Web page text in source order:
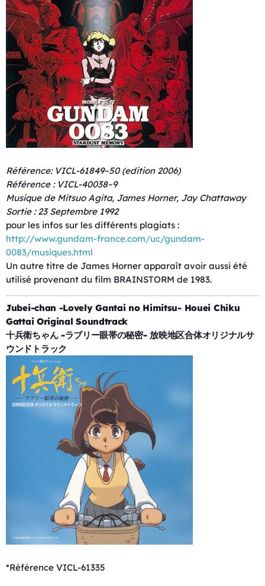
Référence: VICL-61849~50 (edition 2006)
Référence : VICL-40038~9
Musique de Mitsuo Agita, James Horner, Jay Chattaway
Sortie : 23 Septembre 1992
pour les infos sur les différents plagiats :
http://www.gundam-france.com/uc/gundam-
0083/musiques.html
Un autre titre de James Horner apparaît avoir aussi été
utilisé provenant du film BRAINSTORM de 1983.
Jubei-chan -Lovely Gantai no Himitsu- Houei Chiku
Gattai Original Soundtrack
十兵衛ちゃん -ラブリー眼帯の秘密- 放映地区合体オリジナルサ
ウンドトラック
*Référence VICL-61335